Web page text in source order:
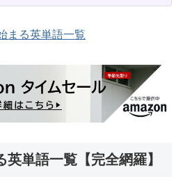
まる英単語一覧
英単語一覧【完全網羅】